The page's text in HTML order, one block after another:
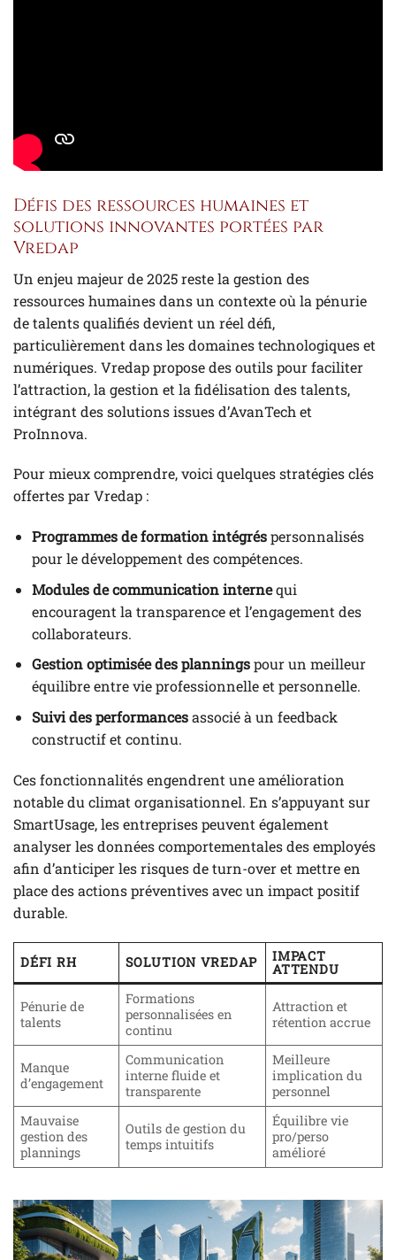
Défis des ressources humaines et
solutions innovantes portées par
Vredap
Un enjeu majeur de 2025 reste la gestion des
ressources humaines dans un contexte où la pénurie
de talents qualifiés devient un réel défi,
particulièrement dans les domaines technologiques et
numériques. Vredap propose des outils pour faciliter
l’attraction, la gestion et la fidélisation des talents,
intégrant des solutions issues d’AvanTech et
ProInnova.
Pour mieux comprendre, voici quelques stratégies clés
offertes par Vredap :
Programmes de formation intégréspersonnalisés
pour le développement des compétences.
Modules de communication internequi
encouragent la transparence et l’engagement des
collaborateurs.
Gestion optimisée des planningspour un meilleur
équilibre entre vie professionnelle et personnelle.
Suivi des performancesassocié à un feedback
constructif et continu.
Ces fonctionnalités engendrent une amélioration
notable du climat organisationnel. En s’appuyant sur
SmartUsage, les entreprises peuvent également
analyser les données comportementales des employés
afin d’anticiper les risques de turn-over et mettre en
place des actions préventives avec un impact positif
durable.
DÉFI RH SOLUTION VREDAP IMPACT
ATTENDU
Pénurie de
talents
Formations
personnalisées en
continu
Attraction et
rétention accrue
Manque
d’engagement
Communication
interne fluide et
transparente
Meilleure
implication du
personnel
Mauvaise
gestion des
plannings
Outils de gestion du
temps intuitifs
Équilibre vie
pro/perso
amélioré